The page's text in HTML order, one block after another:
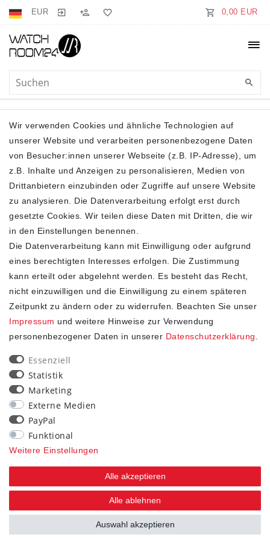
EUR 0,00 EUR
SCHALKRAGEN
Filter
SHOP
Impressum
Daten­schutz­erklärung
AGB
Widerrufs­recht
STAY CONNECTED
Wir verwenden Cookies und ähnliche Technologien auf
unserer Website und verarbeiten personenbezogene Daten
von Besucher:innen unserer Webseite (z.B. IP-Adresse), um
z.B. Inhalte und Anzeigen zu personalisieren, Medien von
Drittanbietern einzubinden oder Zugriffe auf unsere Website
zu analysieren. Die Datenverarbeitung erfolgt erst durch
gesetzte Cookies. Wir teilen diese Daten mit Dritten, die wir
in den Einstellungen benennen.
Die Datenverarbeitung kann mit Einwilligung oder aufgrund
eines berechtigten Interesses erfolgen. Die Zustimmung
kann erteilt oder abgelehnt werden. Es besteht das Recht,
nicht einzuwilligen und die Einwilligung zu einem späteren
Zeitpunkt zu ändern oder zu widerrufen. Beachten Sie unser
Impressum und weitere Hinweise zur Verwendung
personenbezogener Daten in unserer Daten­schutz­erklärung
Essenziell
Statistik
Marketing
Externe Medien
PayPal
Funktional
Weitere Einstellungen
Alle akzeptieren
Alle ablehnen
Auswahl akzeptieren